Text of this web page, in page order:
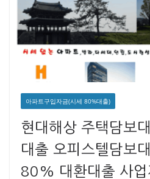
아파트구입자금(시세 80%대출)
현대해상 주택담보
대출 오피스텔담보
80% 대환대출 사업